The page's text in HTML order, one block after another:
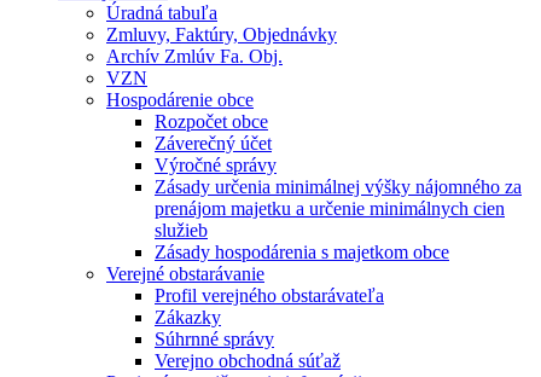
Úradná tabuľa
Zmluvy, Faktúry, Objednávky
Archív Zmlúv Fa. Obj.
VZN
Hospodárenie obce
Rozpočet obce
Záverečný účet
Výročné správy
Zásady určenia minimálnej výšky nájomného za
prenájom majetku a určenie minimálnych cien
služieb
Zásady hospodárenia s majetkom obce
Verejné obstarávanie
Profil verejného obstarávateľa
Zákazky
Súhrnné správy
Verejno obchodná súťaž